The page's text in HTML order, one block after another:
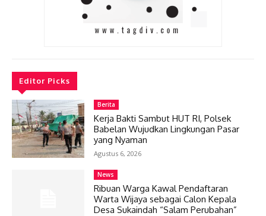
Editor Picks
Berita
Kerja Bakti Sambut HUT RI, Polsek
Babelan Wujudkan Lingkungan Pasar
yang Nyaman
Agustus 6, 2026
News
Ribuan Warga Kawal Pendaftaran
Warta Wijaya sebagai Calon Kepala
Desa Sukaindah “Salam Perubahan”